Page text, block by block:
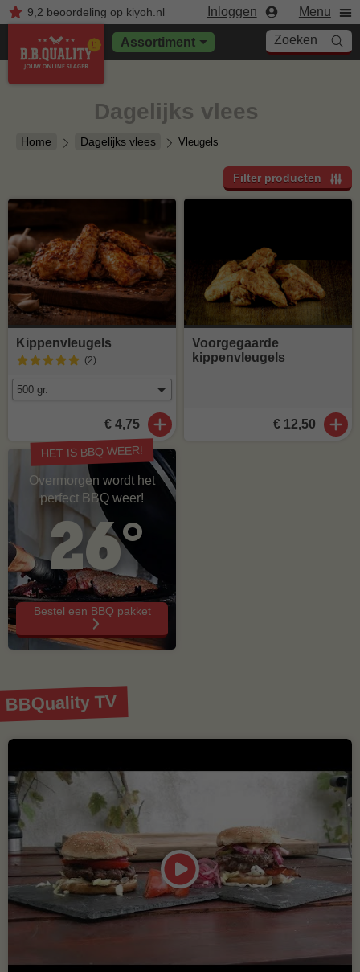
9,2 beoordelingop kiyoh.nl Inloggen Menu
Assortiment Zoeken
Home Dagelijks vlees Vleugels
Dagelijks vlees
Filter producten
Kippenvleugels
(2)
€ 4,75
Voorgegaarde
kippenvleugels
€ 12,50
HET IS BBQ WEER!
Overmorgen wordt het
perfect BBQ weer!
26°
Bestel een BBQ pakket
BBQuality TV